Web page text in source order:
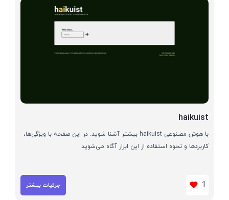
haikuist
با هوش مصنوعی haikuist بیشتر آشنا شوید. در این صفحه با ویژگی‌ها،
کاربردها و نحوه استفاده از این ابزار آگاه می‌شوید
1 جزئیات بیشتر